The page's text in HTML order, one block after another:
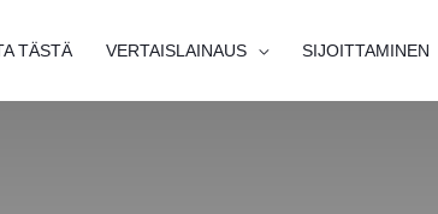
TÄSTÄ VERTAISLAINAUS SIJOITTAMINEN